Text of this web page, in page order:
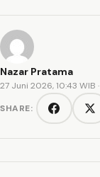
Nazar Pratama
27 Juni 2026, 10:43 WIB
SHARE:
Facebook